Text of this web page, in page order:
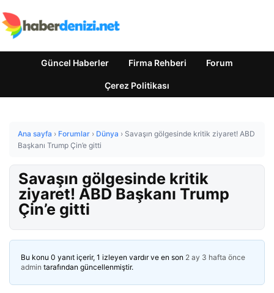
Güncel Haberler Firma Rehberi Forum
Çerez Politikası
Ana sayfa › Forumlar › Dünya › Savaşın gölgesinde kritik ziyaret! ABD
Başkanı Trump Çin’e gitti
Savaşın gölgesinde kritik
ziyaret! ABD Başkanı Trump
Çin’e gitti
Bu konu 0 yanıt içerir, 1 izleyen vardır ve en son 2 ay 3 hafta önce
admin tarafından güncellenmiştir.